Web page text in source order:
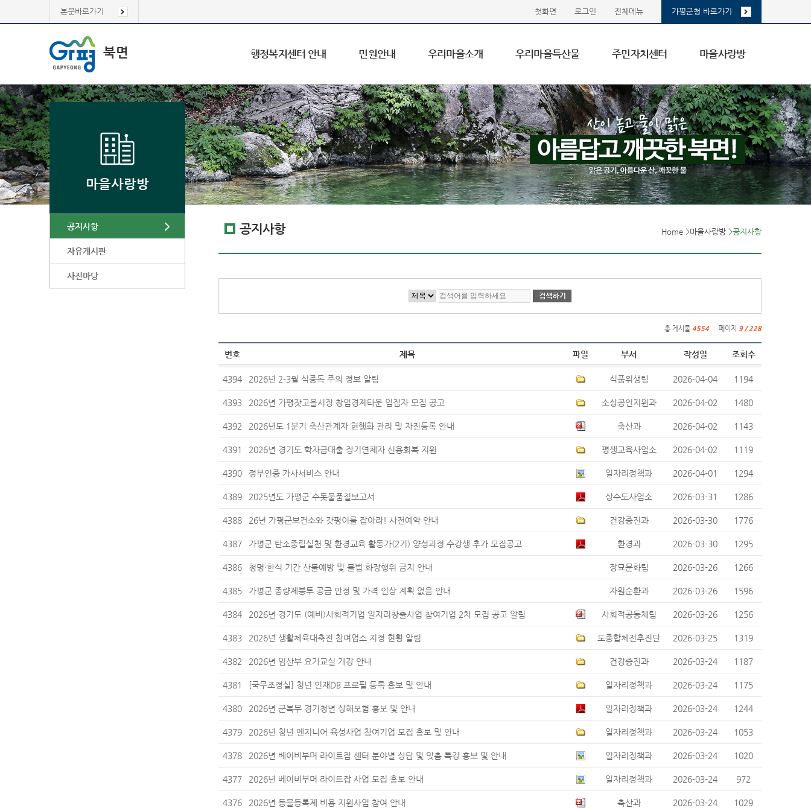
본문바로가기 첫화면 로그인 전체메뉴 가평군청 바로가기
북면 행정복지센터 안내 민원안내 우리마을소개 우리마을특산물 주민자치센터 마을사랑방
마을사랑방
공지사항
자유게시판
사진마당
공지사항 Home >마을사랑방 >공지사항
총 게시물 4554 페이지 9 / 228
번호 제목 파일 부서 작성일 조회수
4394 2026년 2-3월 식중독 주의 정보 알림 식품위생팀 2026-04-04 1194
4393 2026년 가평잣고을시장 창업경제타운 입점자 모집 공고 소상공인지원과 2026-04-02 1480
4392 2026년도 1분기 축산관계자 현행화 관리 및 자진등록 안내 축산과 2026-04-02 1143
4391 2026년 경기도 학자금대출 장기연체자 신용회복 지원 평생교육사업소 2026-04-02 1119
4390 정부인증 가사서비스 안내 일자리정책과 2026-04-01 1294
4389 2025년도 가평군 수돗물품질보고서 상수도사업소 2026-03-31 1286
4388 26년 가평군보건소와 갓평이를 잡아라! 사전예약 안내 건강증진과 2026-03-30 1776
4387 가평군 탄소중립실천 및 환경교육 활동가(2기) 양성과정 수강생 추가 모집공고 환경과 2026-03-30 1295
4386 청명·한식 기간 산불예방 및 불법 화장행위 금지 안내 장묘문화팀 2026-03-26 1266
4385 가평군 종량제봉투 공급 안정 및 가격 인상 계획 없음 안내 자원순환과 2026-03-26 1596
4384 2026년 경기도 (예비)사회적기업 일자리창출사업 참여기업 2차 모집 공고 알림 사회적공동체팀 2026-03-26 1256
4383 2026년 생활체육대축전 참여업소 지정 현황 알림 도종합체전추진단 2026-03-25 1319
4382 2026년 임산부 요가교실 개강 안내 건강증진과 2026-03-24 1187
4381 [국무조정실] 청년 인재DB 프로필 등록 홍보 및 안내 일자리정책과 2026-03-24 1175
4380 2026년 군복무 경기청년 상해보험 홍보 및 안내 일자리정책과 2026-03-24 1244
4379 2026년 청년 엔지니어 육성사업 참여기업 모집 홍보 및 안내 일자리정책과 2026-03-24 1053
4378 2026년 베이비부머 라이트잡 센터 분야별 상담 및 맞춤 특강 홍보 및 안내 일자리정책과 2026-03-24 1020
4377 2026년 베이비부머 라이트잡 사업 모집 홍보 안내 일자리정책과 2026-03-24 972
4376 2026년 동물등록제 비용 지원사업 참여 안내 축산과 2026-03-24 1029